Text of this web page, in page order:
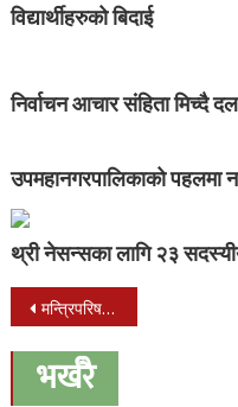
विद्यार्थीहरुको बिदाई
निर्वाचन आचार संहिता मिच्दै
उपमहानगरपालिकाको पहलमा
थ्री नेसन्सका लागि २३
Post
navigation
मन्त्रिपरिषद बैठक आज बस्दै, बैठकले प्रहरी प्रमुख चयन गर्ने
भर्खरै